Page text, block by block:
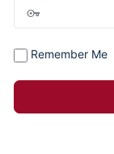
Remember Me